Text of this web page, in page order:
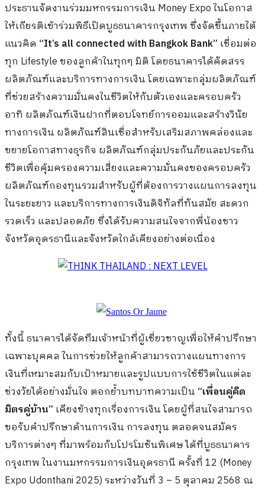
ประธานจัดงานร่วมมหกรรมการเงิน Money Expo ในโอกาส
ให้เกียรติเข้าร่วมพิธีเปิดบูธธนาคารกรุงเทพ ซึ่งจัดขึ้นภายใต้
แนวคิด “It’s all connected with Bangkok Bank” เชื่อมต่อ
ทุก Lifestyle ของลูกค้าในทุกๆ มิติ โดยธนาคารได้คัดสรร
ผลิตภัณฑ์และบริการทางการเงิน โดยเฉพาะกลุ่มผลิตภัณฑ์
ที่ช่วยสร้างความมั่นคงในชีวิตให้กับตัวเองและครอบครัว
อาทิ ผลิตภัณฑ์เงินฝากที่ตอบโจทย์การออมและสร้างวินัย
ทางการเงิน ผลิตภัณฑ์สินเชื่อสำหรับเสริมสภาพคล่องและ
ขยายโอกาสทางธุรกิจ ผลิตภัณฑ์กลุ่มประกันภัยและประกัน
ชีวิตเพื่อคุ้มครองความเสี่ยงและความมั่นคงของครอบครัว
ผลิตภัณฑ์กองทุนรวมสำหรับผู้ที่ต้องการวางแผนการลงทุน
ในระยะยาว และบริการทางการเงินดิจิทัลที่ทันสมัย สะดวก
รวดเร็ว และปลอดภัย ซึ่งได้รับความสนใจจากพี่น้องชาว
จังหวัดอุดรธานีและจังหวัดใกล้เคียงอย่างต่อเนื่อง
ทั้งนี้ ธนาคารได้จัดทีมเจ้าหน้าที่ผู้เชี่ยวชาญเพื่อให้คำปรึกษา
เฉพาะบุคคล ในการช่วยให้ลูกค้าสามารถวางแผนทางการ
เงินที่เหมาะสมกับเป้าหมายและรูปแบบการใช้ชีวิตในแต่ละ
ช่วงวัยได้อย่างมั่นใจ ตอกย้ำบทบาทความเป็น “เพื่อนคู่คิด
มิตรคู่บ้าน” เคียงข้างทุกเรื่องการเงิน โดยผู้ที่สนใจสามารถ
ขอรับคำปรึกษาด้านการเงิน การลงทุน ตลอดจนสมัคร
บริการต่างๆ ที่มาพร้อมกับโปรโมชันพิเศษ ได้ที่บูธธนาคาร
กรุงเทพ ในงานมหกรรมการเงินอุดรธานี ครั้งที่ 12 (Money
Expo Udonthani 2025) ระหว่างวันที่ 3 – 5 ตุลาคม 2568 ณ